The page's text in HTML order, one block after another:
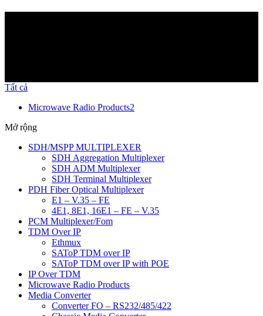
Tất cả
Microwave Radio Products2
Mở rộng
SDH/MSPP MULTIPLEXER
SDH Aggregation Multiplexer
SDH ADM Multiplexer
SDH Terminal Multiplexer
PDH Fiber Optical Multiplexer
E1 – V.35 – FE
4E1, 8E1, 16E1 – FE – V.35
PCM Multiplexer/Fom
TDM Over IP
Ethmux
SAToP TDM over IP
SAToP TDM over IP with POE
IP Over TDM
Microwave Radio Products
Media Converter
Converter FO – RS232/485/422